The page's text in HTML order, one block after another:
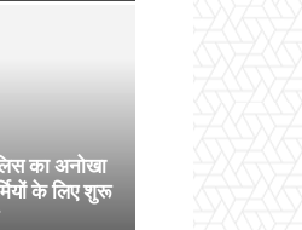
का अनोखा
के लिए शुरू